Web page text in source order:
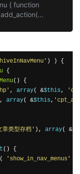
) )
{
{
()
{
, array( &$this,
, array( &$this,
章类型存档' ), array( &
()
{
( 'show_in_nav_menus'